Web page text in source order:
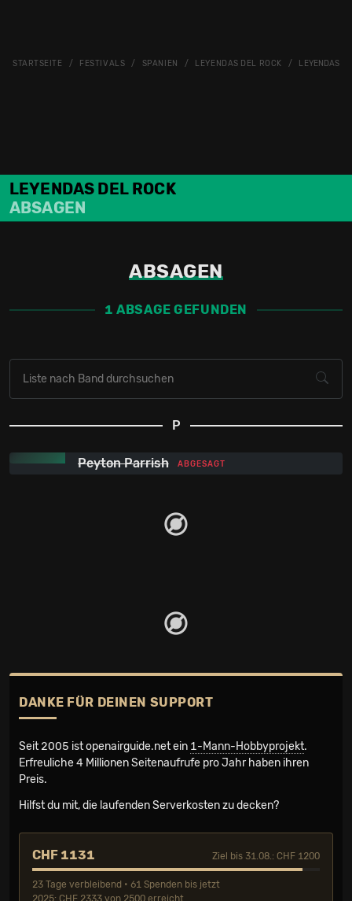
STARTSEITE FESTIVALS SPANIEN LEYENDAS DEL ROCK LEYENDAS
LEYENDAS DEL ROCK
ABSAGEN
ABSAGEN
1 ABSAGE GEFUNDEN
P
Peyton Parrish ABGESAGT
DANKE FÜR DEINEN SUPPORT
Seit 2005 ist openairguide.net ein 1-Mann-Hobbyprojekt.
Erfreuliche 4 Millionen Seiten­aufrufe pro Jahr haben ihren
Preis.
Hilfst du mit, die laufenden Serverkosten zu decken?
CHF 1131 Ziel bis 31.08.: CHF 1200
23 Tage verbleibend • 61 Spenden bis jetzt
2025: CHF 2333 von 2500 erreicht